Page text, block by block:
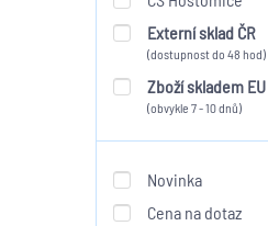
Externí sklad ČR
(dostupnost do 48 hod)
Zboží skladem EU
(obvykle 7 - 10 dnů)
Novinka
Cena na dotaz